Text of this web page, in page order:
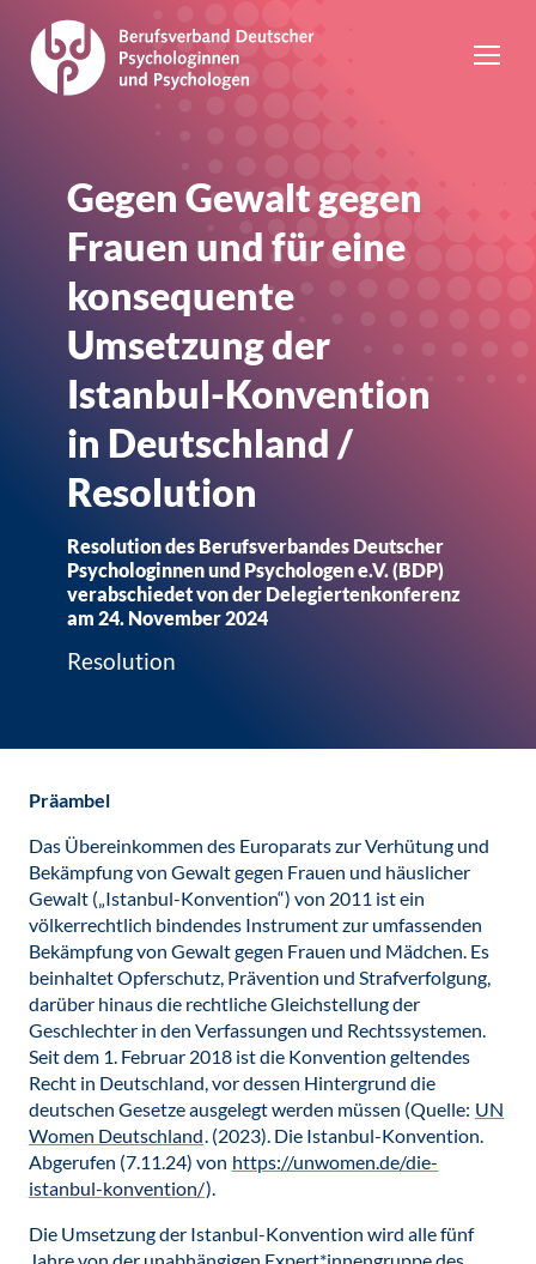
Gegen Gewalt gegen
Frauen und für eine
konsequente
Umsetzung der
Istanbul-Konvention
in Deutschland /
Resolution
Resolution des Berufsverbandes Deutscher
Psychologinnen und Psychologen e.V. (BDP)
verabschiedet von der Delegiertenkonferenz
am 24. November 2024
Resolution
Präambel
Das Übereinkommen des Europarats zur Verhütung und
Bekämpfung von Gewalt gegen Frauen und häuslicher
Gewalt („Istanbul-Konvention“) von 2011 ist ein
völkerrechtlich bindendes Instrument zur umfassenden
Bekämpfung von Gewalt gegen Frauen und Mädchen. Es
beinhaltet Opferschutz, Prävention und Strafverfolgung,
darüber hinaus die rechtliche Gleichstellung der
Geschlechter in den Verfassungen und Rechtssystemen.
Seit dem 1. Februar 2018 ist die Konvention geltendes
Recht in Deutschland, vor dessen Hintergrund die
deutschen Gesetze ausgelegt werden müssen (Quelle: UN
Women Deutschland. (2023). Die Istanbul-Konvention.
Abgerufen (7.11.24) von https://unwomen.de/die-
istanbul-konvention/).
Die Umsetzung der Istanbul-Konvention wird alle fünf